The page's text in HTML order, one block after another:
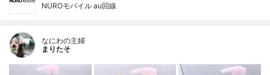
NUROモバイル au回線
なにわの主婦
まりたそ